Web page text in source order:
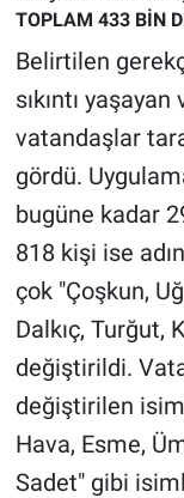
TOPLAM 433 BİN
Belirtilen
sıkıntı
vatandaşlar
gördü.
bugüne kadar
818 kişi ise
çok "Çoşkun,
Dalkıç, Turğut,
değiştirildi.
değiştirilen
Hava, Esme,
Sadet" gibi
Teknoloji
Türkiye'nin
Türkiye'nin
Yerel
Yerel Yaşam
Canlı Yayın